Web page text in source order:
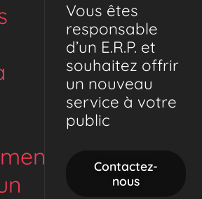
Vous êtes
responsable
d’un E.R.P. et
souhaitez offrir
un nouveau
service à votre
public
Contactez-
nous